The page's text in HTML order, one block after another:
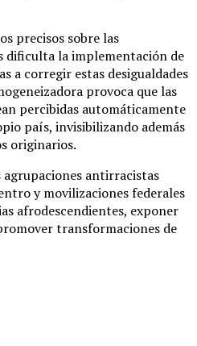
precisos sobre las
dificulta la implementación de
a corregir estas desigualdades
provoca que las
percibidas automáticamente
país, invisibilizando además
originarios.
agrupaciones antirracistas
y movilizaciones federales
afrodescendientes, exponer
transformaciones de